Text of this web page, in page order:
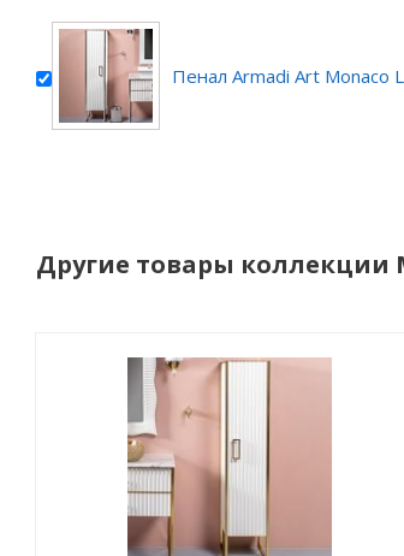
Пенал Armadi Art Monaco
Другие товары коллекции